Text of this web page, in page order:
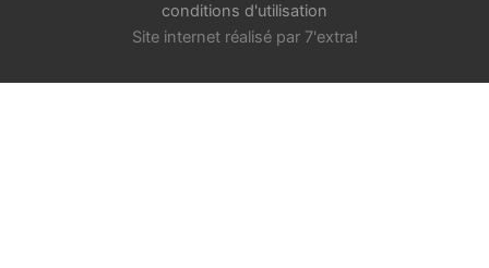
conditions d'utilisation
Site internet réalisé par7'extra!